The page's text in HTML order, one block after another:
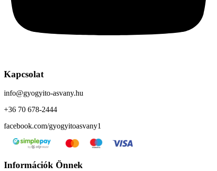
Kapcsolat
info@gyogyito-asvany.hu
+36 70 678-2444
facebook.com/gyogyitoasvany1
Információk Önnek